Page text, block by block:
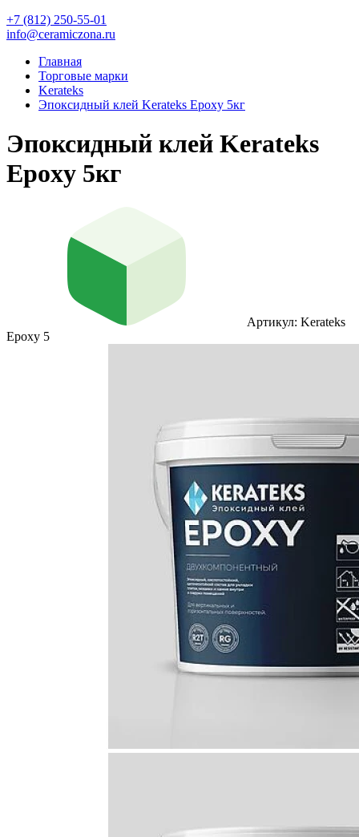
+7 (812) 250-55-01
info@ceramiczona.ru
Главная
Торговые марки
Kerateks
Эпоксидный клей Kerateks Epoxy 5кг
Эпоксидный клей Kerateks
Epoxy 5кг
Артикул: Kerateks
Epoxy 5